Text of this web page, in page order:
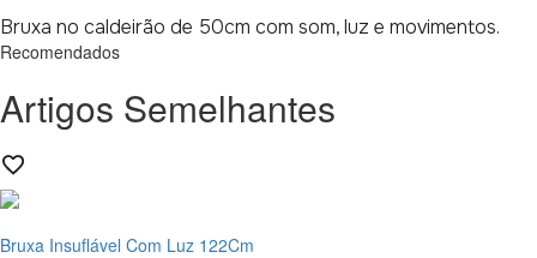
Bruxa no caldeirão de 50cm com som, luz e movimentos.
Recomendados
Artigos Semelhantes
Bruxa Insuflável Com Luz 122Cm